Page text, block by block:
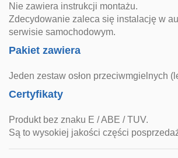
Nie zawiera instrukcji montażu.
Zdecydowanie zaleca się instalację w
serwisie samochodowym.
Pakiet zawiera
Jeden zestaw osłon przeciwmgielnych
Certyfikaty
Produkt bez znaku E / ABE / TUV.
Są to wysokiej jakości części